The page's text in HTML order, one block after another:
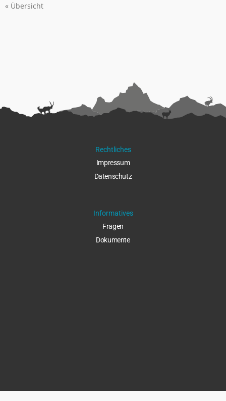
« Übersicht
Rechtliches
Impressum
Datenschutz
Informatives
Fragen
Dokumente